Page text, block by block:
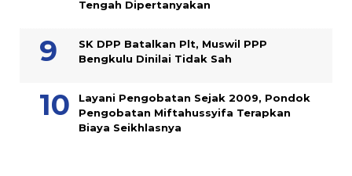
Tengah Dipertanyakan
SK DPP Batalkan Plt, Muswil PPP
Bengkulu Dinilai Tidak Sah
Layani Pengobatan Sejak 2009, Pondok
Pengobatan Miftahussyifa Terapkan
Biaya Seikhlasnya